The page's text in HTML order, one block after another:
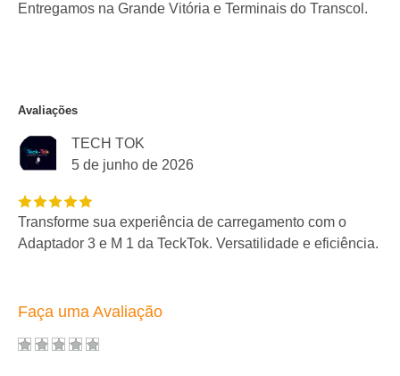
Entregamos na Grande Vitória e Terminais do Transcol.
Avaliações
TECH TOK
5 de junho de 2026
Transforme sua experiência de carregamento com o
Adaptador 3 e M 1 da TeckTok. Versatilidade e eficiência.
Faça uma Avaliação